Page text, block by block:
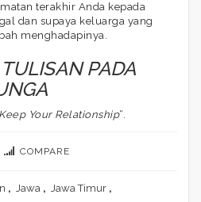
terakhir Anda kepada
dan supaya keluarga yang
menghadapinya.
PADA
Keep Your Relationship“.
COMPARE
, Jawa , Jawa Timur ,